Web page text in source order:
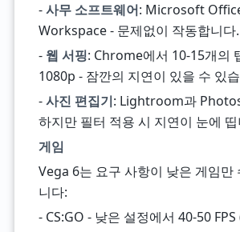
-사무 소프트웨어: Microsoft
Workspace - 문제없이 작동합니다.
- 웹 서핑: Chrome에서 10-15개의
1080p - 잠깐의 지연이 있을 수 있
-사진 편집기: Lightroom과
하지만 필터 적용 시 지연이 눈에
게임
Vega 6는 요구 사항이 낮은 게임만
니다:
- CS:GO - 낮은 설정에서 40-50